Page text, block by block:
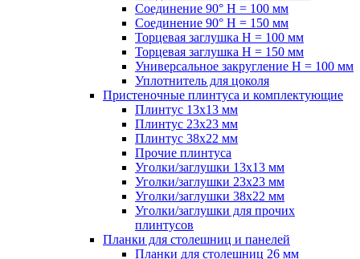
Соединение 90° H = 100 мм
Соединение 90° H = 150 мм
Торцевая заглушка H = 100 мм
Торцевая заглушка H = 150 мм
Универсальное закругление H = 100 мм
Уплотнитель для цоколя
Пристеночные плинтуса и комплектующие
Плинтус 13х13 мм
Плинтус 23х23 мм
Плинтус 38х22 мм
Прочие плинтуса
Уголки/заглушки 13х13 мм
Уголки/заглушки 23х23 мм
Уголки/заглушки 38х22 мм
Уголки/заглушки для прочих
плинтусов
Планки для столешниц и панелей
Планки для столешниц 26 мм